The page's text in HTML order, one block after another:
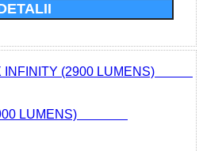
(2900 LUMENS)